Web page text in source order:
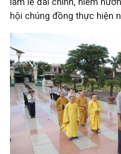
hội chúng đồng thực hiện